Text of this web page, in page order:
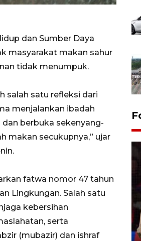
dan Sumber Daya
masyarakat makan sahur
tidak menumpuk.
salah satu refleksi dari
menjalankan ibadah
berbuka sekenyang-
makan secukupnya,” ujar
fatwa nomor 47 tahun
Lingkungan. Salah satu
kebersihan
serta
(mubazir) dan ishraf
Betawi 2026, ajang
masyarakat dan
budaya di